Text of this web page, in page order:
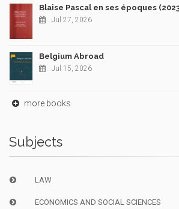
Blaise Pascal en ses époques
Jul 27, 2026
Belgium Abroad
Jul 15, 2026
more books
Subjects
LAW
ECONOMICS AND SOCIAL SCIENCES